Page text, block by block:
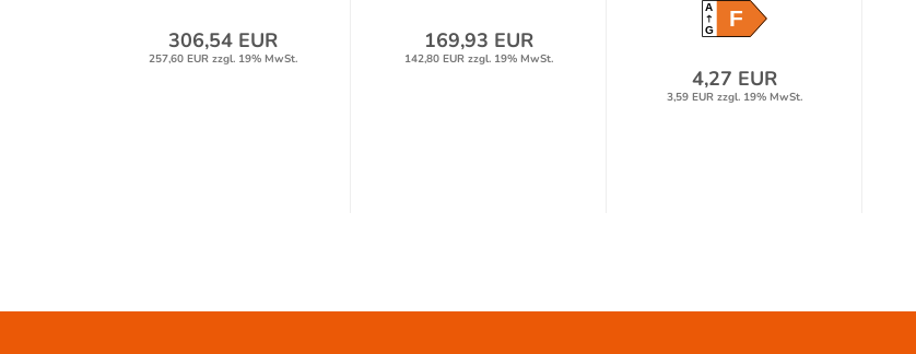
306,54 EUR
257,60 EUR zzgl. 19% MwSt.
169,93 EUR
142,80 EUR zzgl. 19% MwSt.
A
GF
4,27 EUR
3,59 EUR zzgl. 19% MwSt.